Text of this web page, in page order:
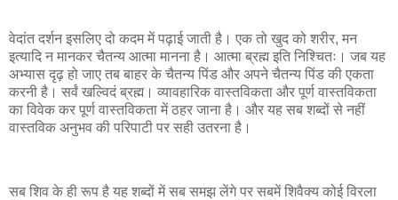
वेदांत दर्शन इसलिए दो कदम में पढ़ाई जाती है। एक तो खुद को शरीर, मन
इत्यादि न मानकर चैतन्य आत्मा मानना है। आत्मा ब्रह्म इति निश्चितः। जब यह
अभ्यास दृढ़ हो जाए तब बाहर के चैतन्य पिंड और अपने चैतन्य पिंड की एकता
करनी है। सर्वं खल्विदं ब्रह्म। व्यावहारिक वास्तविकता और पूर्ण वास्तविकता
का विवेक कर पूर्ण वास्तविकता में ठहर जाना है। और यह सब शब्दों से नहीं
वास्तविक अनुभव की परिपाटी पर सही उतरना है।
सब शिव के ही रूप है यह शब्दों में सब समझ लेंगे पर सबमें शिवैक्य कोई विरला